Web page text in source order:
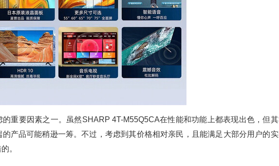
重要因素之一。虽然SHARP 4T-M55Q5CA在性能和功能上都表现出色，但
产品可能稍逊一筹。不过，考虑到其价格相对亲民，且能满足大部分用户的
。